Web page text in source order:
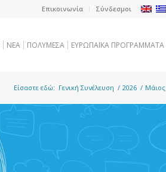
Επικοινωνία Σύνδεσμοι
NEA ΠΟΛΥΜΕΣΑ ΕΥΡΩΠΑΪΚΑ ΠΡΟΓΡΑΜΜΑΤΑ
Είσαστε εδώ: Γενική Συνέλευση / 2026 / Μάιος